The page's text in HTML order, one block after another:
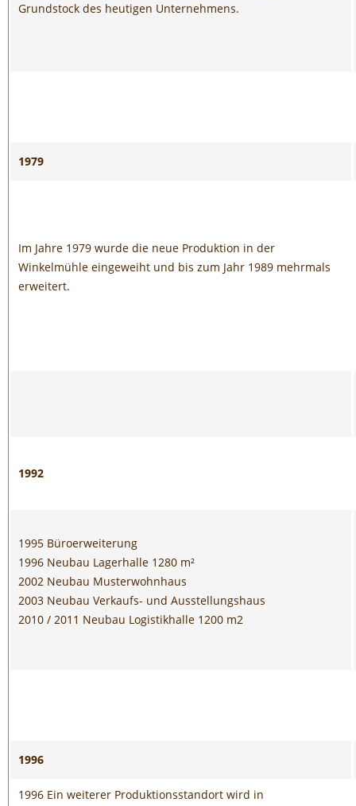
Grundstock des heutigen Unternehmens.
1979
Im Jahre 1979 wurde die neue Produktion in der
Winkelmühle eingeweiht und bis zum Jahr 1989 mehrmals
erweitert.
1992
1995 Büroerweiterung
1996 Neubau Lagerhalle 1280 m²
2002 Neubau Musterwohnhaus
2003 Neubau Verkaufs- und Ausstellungshaus
2010 / 2011 Neubau Logistikhalle 1200 m2
1996
1996 Ein weiterer Produktionsstandort wird in